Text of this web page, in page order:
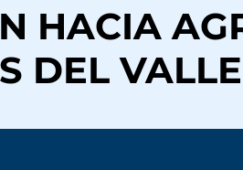
HACIA
DEL